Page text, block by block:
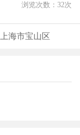
浏览次数： 32次
上海市宝山区